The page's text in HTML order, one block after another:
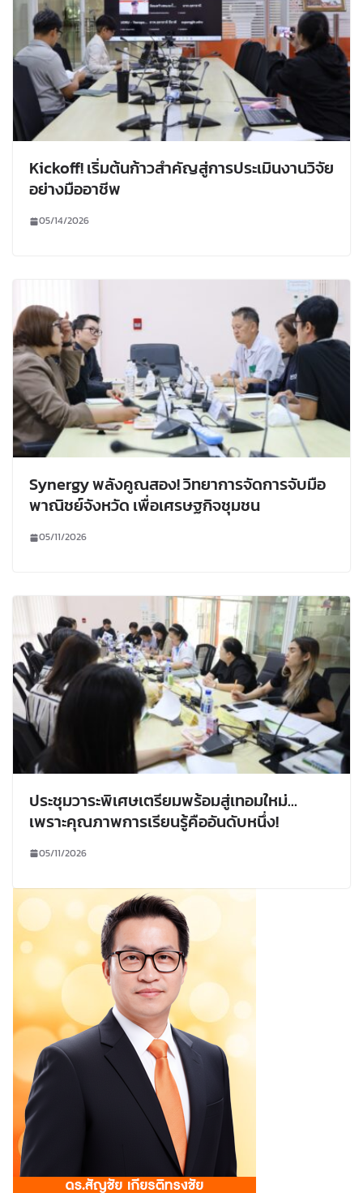
Kickoff! เริ่มต้นก้าวสำคัญสู่การประเมินงานวิจัย
อย่างมืออาชีพ
05/14/2026
Synergy พลังคูณสอง! วิทยาการจัดการจับมือ
พาณิชย์จังหวัด เพื่อเศรษฐกิจชุมชน
05/11/2026
ประชุมวาระพิเศษเตรียมพร้อมสู่เทอมใหม่…
เพราะคุณภาพการเรียนรู้คืออันดับหนึ่ง!
05/11/2026